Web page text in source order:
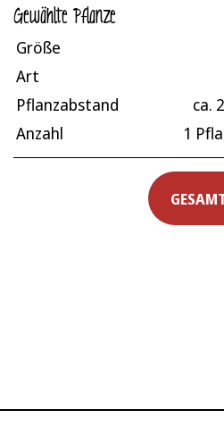
Gewählte Pflanze
Größe
Art
Pflanzabstand
ca. 2
Anzahl
1